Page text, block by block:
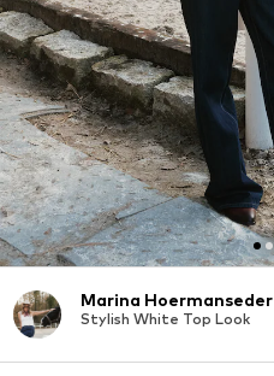
Marina Hoermanseder
Stylish White Top Look